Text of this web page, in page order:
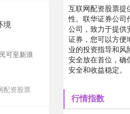
境
可至新浪
配资股票
互联网配资股票提
性。联华证券公司
公司，致力于提供
证券，您可以方便
业的投资指导和风
安全放在首位，确
安全和收益稳定。
行情指数